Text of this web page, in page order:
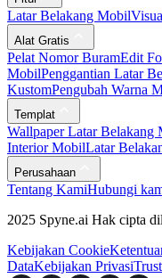
Latar Belakang Mobil
Alat Gratis
Pelat Nomor BuramEdit
MobilPenggantian Latar
KustomPengubah Warna
Templat
Wallpaper Latar Belakang
Interior MobilLatar
Perusahaan
Tentang KamiHubungi
2025 Spyne.ai Hak cipta
Kebijakan Cookie
DataKebijakan PrivasiTrust